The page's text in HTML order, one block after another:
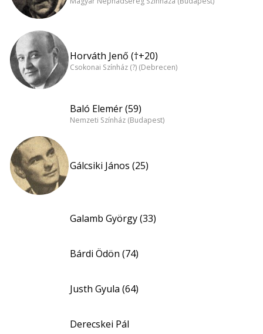
Horváth Jenő (†+20)
Csokonai Színház (?) (Debrecen)
Baló Elemér (59)
Nemzeti Színház (Budapest)
Gálcsiki János (25)
Galamb György (33)
Bárdi Ödön (74)
Justh Gyula (64)
Derecskei Pál